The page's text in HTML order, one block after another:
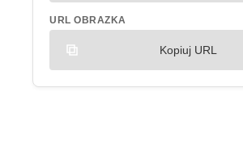
URL OBRAZKA
Kopiuj URL